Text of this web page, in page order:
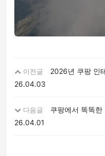
이전글
2026년 쿠팡 인
26.04.03
다음글
쿠팡에서 똑똑
26.04.01